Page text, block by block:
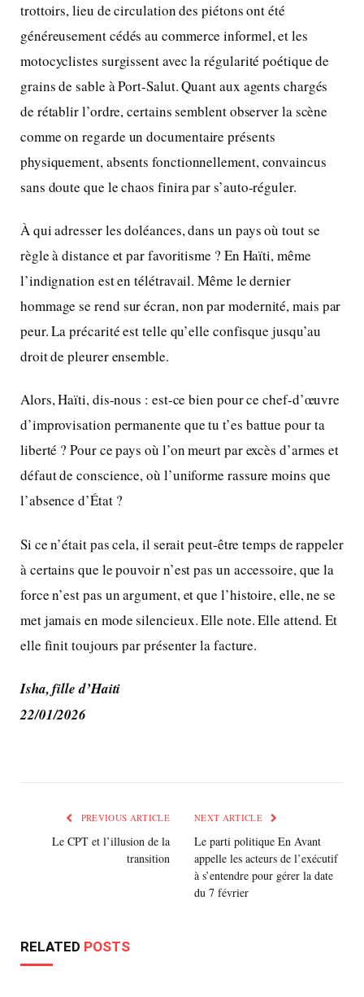
trottoirs, lieu de circulation des piétons ont été
généreusement cédés au commerce informel, et les
motocyclistes surgissent avec la régularité poétique de
grains de sable à Port-Salut. Quant aux agents chargés
de rétablir l’ordre, certains semblent observer la scène
comme on regarde un documentaire présents
physiquement, absents fonctionnellement, convaincus
sans doute que le chaos finira par s’auto-réguler.
À qui adresser les doléances, dans un pays où tout se
règle à distance et par favoritisme ? En Haïti, même
l’indignation est en télétravail. Même le dernier
hommage se rend sur écran, non par modernité, mais par
peur. La précarité est telle qu’elle confisque jusqu’au
droit de pleurer ensemble.
Alors, Haïti, dis-nous : est-ce bien pour ce chef-d’œuvre
d’improvisation permanente que tu t’es battue pour ta
liberté ? Pour ce pays où l’on meurt par excès d’armes et
défaut de conscience, où l’uniforme rassure moins que
l’absence d’État ?
Si ce n’était pas cela, il serait peut-être temps de rappeler
à certains que le pouvoir n’est pas un accessoire, que la
force n’est pas un argument, et que l’histoire, elle, ne se
met jamais en mode silencieux. Elle note. Elle attend. Et
elle finit toujours par présenter la facture.
Isha, fille d’Haiti
22/01/2026
PREVIOUS ARTICLE
Le CPT et l’illusion de la
transition
NEXT ARTICLE
Le parti politique En Avant
appelle les acteurs de l’exécutif
à s’entendre pour gérer la date
du 7 février
RELATED POSTS